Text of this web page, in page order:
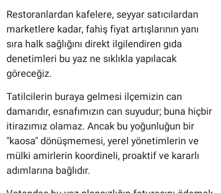
Restoranlardan kafelere, seyyar satıcılardan
marketlere kadar, fahiş fiyat artışlarının yanı
sıra halk sağlığını direkt ilgilendiren gıda
denetimleri bu yaz ne sıklıkla yapılacak
göreceğiz.
Tatilcilerin buraya gelmesi ilçemizin can
damarıdır, esnafımızın can suyudur; buna hiçbir
itirazımız olamaz. Ancak bu yoğunluğun bir
"kaosa" dönüşmemesi, yerel yönetimlerin ve
mülki amirlerin koordineli, proaktif ve kararlı
adımlarına bağlıdır.